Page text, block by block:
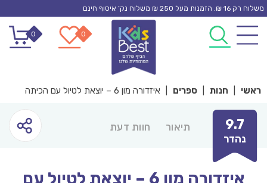
Skip
content
משלוח רק 16 ₪. הזמנות מעל 250 ₪ משלוח נק’ איסוף חינם
0
0
ראשי חנות ספרים איזדורה מון 6 – יוצאת לטיול עם הכיתה
9.7
נהדר
תיאור חוות דעת
איזדורה מון 6 – יוצאת לטיול עם